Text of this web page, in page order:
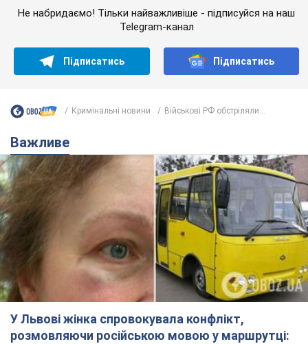
Не набридаємо! Тільки найважливіше - підписуйся на наш
Telegram-канал
Підписатись Підписатись
Кримінальні новини Військові РФ обстріляли...
Важливе
У Львові жінка спровокувала конфлікт,
розмовляючи російською мовою у маршрутці: